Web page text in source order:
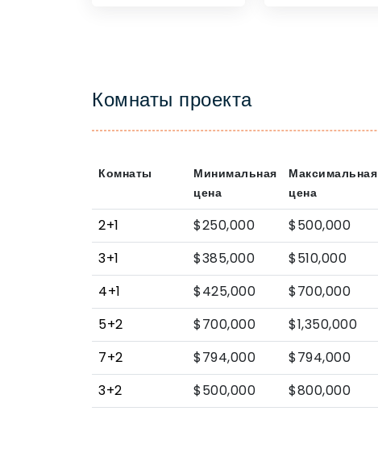
Комнаты проекта
Комнаты
Минимальная
цена
Максимальная
цена
2+1 $250,000 $500,000
3+1
$385,000 $510,000
4+1
$425,000 $700,000
5+2
$700,000 $1,350,000
7+2
$794,000 $794,000
3+2
$500,000 $800,000